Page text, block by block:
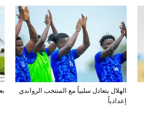
الهلال يتعادل سلبياً مع المنتخب الرواندي
إعدادياً